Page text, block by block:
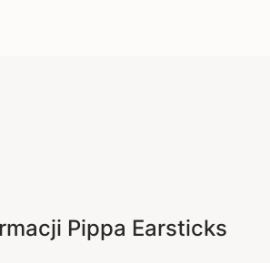
Pippa Earsticks